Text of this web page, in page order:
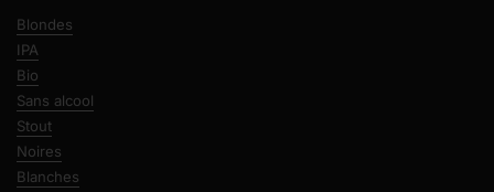
Blondes
IPA
Bio
Sans alcool
Stout
Noires
Blanches